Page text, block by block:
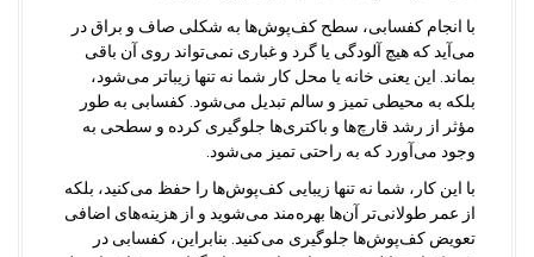
با انجام کفسابی، سطح کف‌پوش‌ها به شکلی صاف و براق در
می‌آید که هیچ آلودگی یا گرد و غباری نمی‌تواند روی آن باقی
بماند. این یعنی خانه یا محل کار شما نه تنها زیباتر می‌شود،
بلکه به محیطی تمیز و سالم تبدیل می‌شود. کفسابی به طور
مؤثر از رشد قارچ‌ها و باکتری‌ها جلوگیری کرده و سطحی به
وجود می‌آورد که به راحتی تمیز می‌شود.
با این کار، شما نه تنها زیبایی کف‌پوش‌ها را حفظ می‌کنید، بلکه
از عمر طولانی‌تر آن‌ها بهره‌مند می‌شوید و از هزینه‌های اضافی
تعویض کف‌پوش‌ها جلوگیری می‌کنید. بنابراین، کفسابی در